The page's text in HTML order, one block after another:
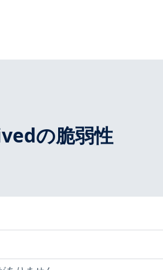
の脆弱性